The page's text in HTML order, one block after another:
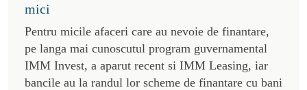
mici
Pentru micile afaceri care au nevoie de finantare,
pe langa mai cunoscutul program guvernamental
IMM Invest, a aparut recent si IMM Leasing, iar
bancile au la randul lor scheme de finantare cu bani